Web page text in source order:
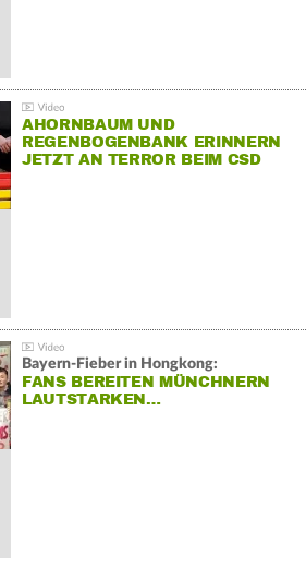
AHORNBAUM UND
REGENBOGENBANK ERINNERN
JETZT AN TERROR BEIM CSD
Bayern-Fieber in Hongkong:
FANS BEREITEN MÜNCHNERN
LAUTSTARKEN…